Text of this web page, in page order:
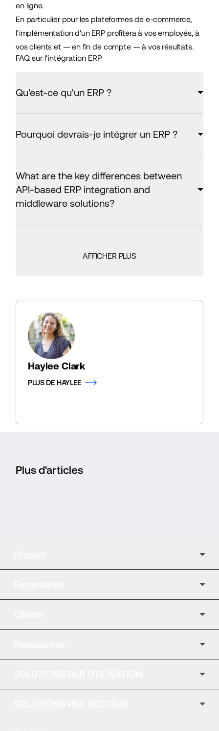
en ligne.
En particulier pour les plateformes de e-commerce,
l'implémentation d'un ERP profitera à vos employés, à
vos clients et — en fin de compte — à vos résultats.
FAQ sur l'intégration ERP
Qu'est-ce qu'un ERP ?
Pourquoi devrais-je intégrer un ERP ?
What are the key differences between
API-based ERP integration and
middleware solutions?
AFFICHER PLUS
Haylee Clark
PLUS DE HAYLEE
Plus d'articles